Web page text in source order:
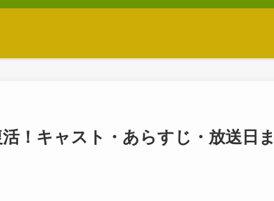
！キャスト・あらすじ・放送日ま